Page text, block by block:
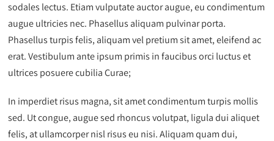
sodales lectus. Etiam vulputate auctor augue, eu condimentum
augue ultricies nec. Phasellus aliquam pulvinar porta.
Phasellus turpis felis, aliquam vel pretium sit amet, eleifend ac
erat. Vestibulum ante ipsum primis in faucibus orci luctus et
ultrices posuere cubilia Curae;
In imperdiet risus magna, sit amet condimentum turpis mollis
sed. Ut congue, augue sed rhoncus volutpat, ligula dui aliquet
felis, at ullamcorper nisl risus eu nisi. Aliquam quam dui,